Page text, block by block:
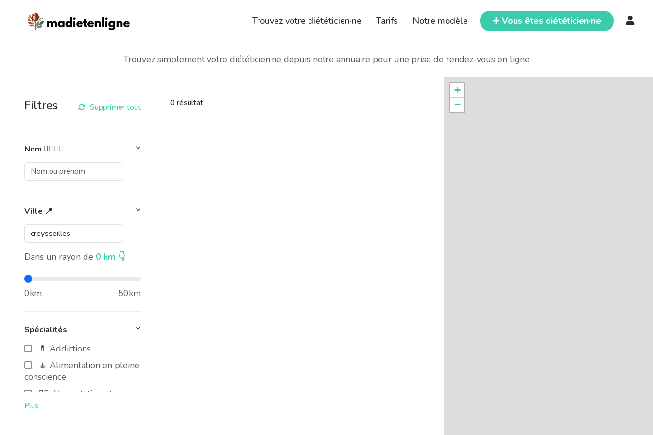
Trouvez votre diététicien·ne Tarifs Notre modèle ➕ Vous êtes diététicien·ne
Trouvez simplement votre diététicien·ne depuis notre annuaire pour une prise de rendez-vous en ligne
Filtres Supprimer tout
Nom 👩‍⚕️👨‍⚕️
Ville 📍
Dans un rayon de 0 km 👇
0km 50km
Spécialités
💊 Addictions
🧘 Alimentation en pleine
conscience
🧑‍⚕️ Alimentation et cancer
Plus
0résultat
+
−